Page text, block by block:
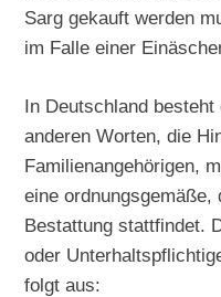
Sarg gekauft werden
im Falle einer
In Deutschland
anderen Worten, die
Familienangehörigen,
eine ordnungsgemäße,
Bestattung stattfindet.
oder
folgt aus: